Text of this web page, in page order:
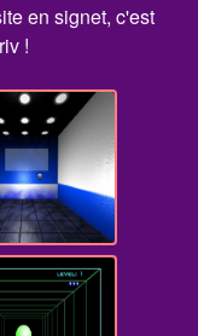
en signet, c'est
!